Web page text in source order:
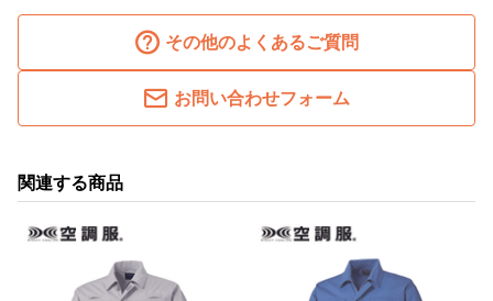
その他のよくあるご質問
お問い合わせフォーム
関連する商品